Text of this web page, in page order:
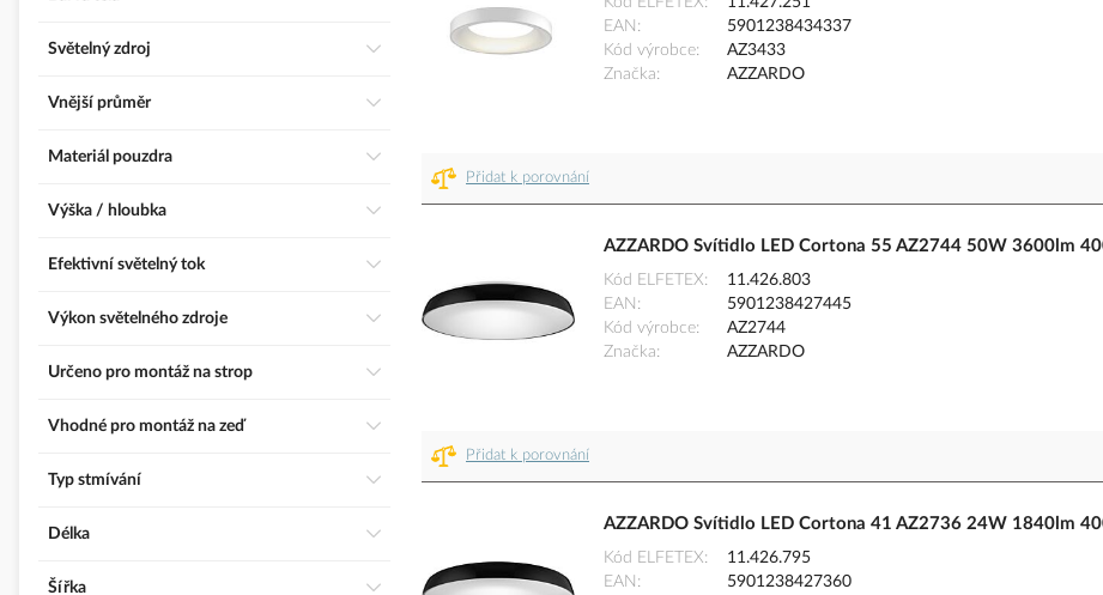
EAN
5901238434337
Kód výrobce
AZ3433
Značka
AZZARDO
Přidat k porovnání
AZZARDO Svítidlo LED Cortona 55 AZ2744 50W 3600lm
Kód ELFETEX
11.426.803
EAN
5901238427445
Kód výrobce
AZ2744
Značka
AZZARDO
Přidat k porovnání
AZZARDO Svítidlo LED Cortona 41 AZ2736 24W 1840lm
Kód ELFETEX
11.426.795
EAN
5901238427360
Světelný zdroj
Vnější průměr
Materiál pouzdra
Výška / hloubka
Efektivní světelný tok
Výkon světelného zdroje
Určeno pro montáž na strop
Vhodné pro montáž na zeď
Typ stmívání
Délka
Šířka